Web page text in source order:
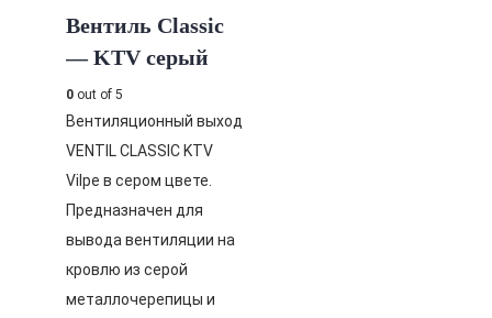
Вентиль Classic
— KTV серый
0 out of 5
Вентиляционный выход
VENTIL CLASSIC KTV
Vilpe в сером цвете.
Предназначен для
вывода вентиляции на
кровлю из серой
металлочерепицы и